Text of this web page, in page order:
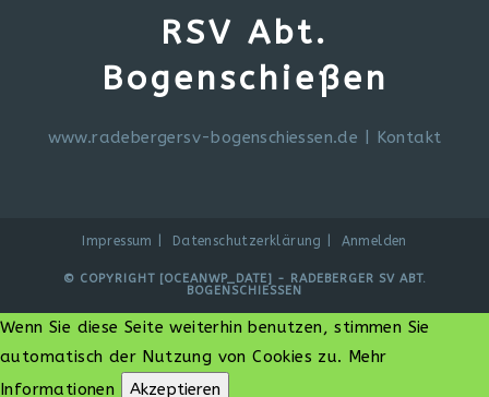
RSV Abt.
Bogenschießen
www.radebergersv-bogenschiessen.de Kontakt
Impressum Datenschutzerklärung Anmelden
© COPYRIGHT [OCEANWP_DATE] - RADEBERGER SV ABT.
BOGENSCHIESSEN
Wenn Sie diese Seite weiterhin benutzen, stimmen Sie
automatisch der Nutzung von Cookies zu. Mehr
Informationen
Akzeptieren